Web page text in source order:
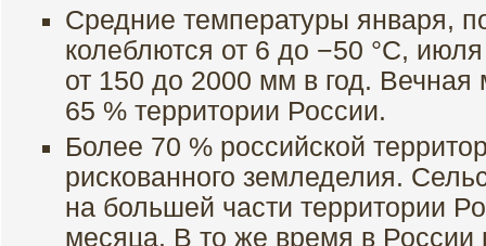
Средние температуры января,
колеблются от 6 до −50 °C,
от 150 до 2000 мм в год. Вечная
65 % территории России.
Более 70 % российской
рискованного земледелия.
на большей части территории
месяца. В то же время в России